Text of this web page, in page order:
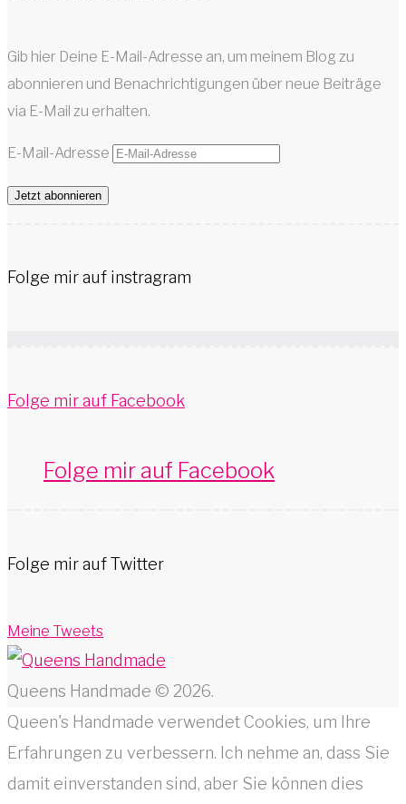
Gib hier Deine E-Mail-Adresse an, um meinem Blog zu
abonnieren und Benachrichtigungen über neue Beiträge
via E-Mail zu erhalten.
E-Mail-Adresse
Jetzt abonnieren
Folge mir auf instragram
Folge mir auf Facebook
Folge mir auf Facebook
Folge mir auf Twitter
Meine Tweets
Queens Handmade © 2026.
Queen's Handmade verwendet Cookies, um Ihre
Erfahrungen zu verbessern. Ich nehme an, dass Sie
damit einverstanden sind, aber Sie können dies